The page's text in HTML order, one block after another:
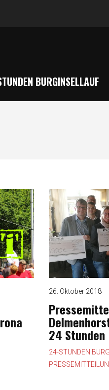
BURGINSELLAUF
26. Oktober 2018
24 Stunden
24-STUNDEN